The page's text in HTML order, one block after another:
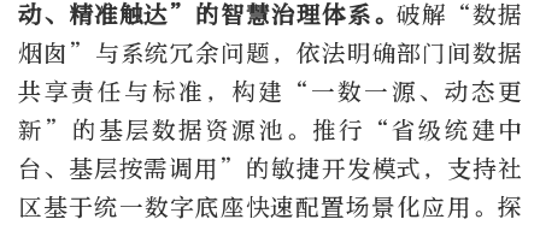
动、精准触达”的智慧治理体系。破解“数据
烟囱”与系统冗余问题，依法明确部门间数据
共享责任与标准，构建“一数一源、动态更
新”的基层数据资源池。推行“省级统建中
台、基层按需调用”的敏捷开发模式，支持社
区基于统一数字底座快速配置场景化应用。探